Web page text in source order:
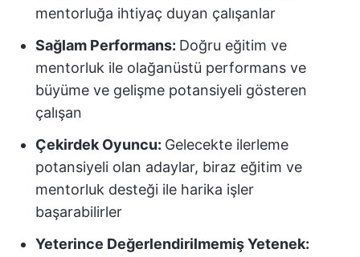
mentorluğa ihtiyaç duyan çalışanlar
Sağlam Performans: Doğru eğitim ve
mentorluk ile olağanüstü performans ve
büyüme ve gelişme potansiyeli gösteren
çalışan
Çekirdek Oyuncu: Gelecekte ilerleme
potansiyeli olan adaylar, biraz eğitim ve
mentorluk desteği ile harika işler
başarabilirler
Yeterince Değerlendirilmemiş Yetenek: